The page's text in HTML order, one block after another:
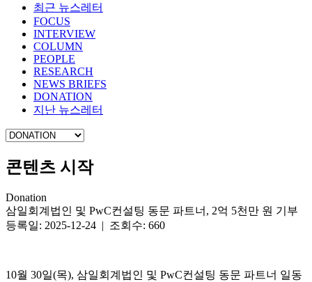
최근 뉴스레터
FOCUS
INTERVIEW
COLUMN
PEOPLE
RESEARCH
NEWS BRIEFS
DONATION
지난 뉴스레터
콘텐츠 시작
Donation
삼일회계법인 및 PwC컨설팅 동문 파트너, 2억 5천만 원 기부
등록일: 2025-12-24 | 조회수: 660
10월 30일(목), 삼일회계법인 및 PwC컨설팅 동문 파트너 일동